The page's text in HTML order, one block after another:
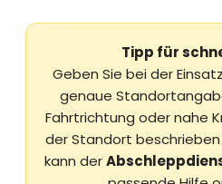
Tipp für
Geben Sie bei der
genaue
Fahrtrichtung oder nahe
der Standort
kann der